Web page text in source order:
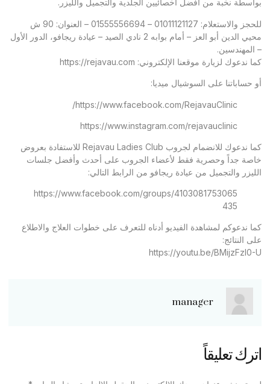
بواسطة نخبة من أفضل أخصائيين الجلدية والتجميل والليزر.
للحجز والاستعلام: 01011121127 – 01555556694 – العنوان: 90 ش
محيي الدين أبو العز – أمام بوابه 2 نادي الصيد – عيادة ريجافو، الدور الأول
– المهندسين.
كما ندعوك لزيارة موقعنا الإلكتروني: https://rejavau.com
أو حساباتنا على السوشيال ميديا:
https://www.facebook.com/RejavauClinic/
https://www.instagram.com/rejavauclinic
كما ندعوك للانضمام لجروب Rejavau Ladies Club للاستفادة بعروض
خاصة جداً وحصرية فقط لأعضاء الجروب على أحدث وأفضل جلسات
الليزر والتجميل من عيادة ريجافو من الرابط التالي:
https://www.facebook.com/groups/4103081753065
435
كما ندعوكم لمشاهدة الفيديو أدناه للتعرف على خطوات العلاج والاطلاع
على النتائج:
https://youtu.be/BMijzFzl0-U
manager
اترك تعليقاً